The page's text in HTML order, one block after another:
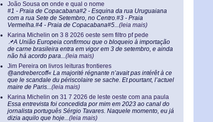
João Sousa on onde e qual o nome
#1 - Praia de Copacabana#2 - Esquina da rua Uruguaiana
com a rua Sete de Setembro, no Centro.#3 - Praia
Vermelha.#4 - Praia de Copacabana#5...(leia mais)
Karina Michelin on 3 8 2026 oeste sem filtro pf pede
📌A União Europeia confirmou que o bloqueio à importação
de carne brasileira entra em vigor em 3 de setembro, e ainda
não há acordo para...(leia mais)
Jim Pereira on livros leituras frontieres
@andrebercoff« La majorité régnante n’avait pas intérêt à ce
que le scandale du périscolaire se sache. Et pourtant, l’actuel
maire de Paris...(leia mais)
Karina Michelin on 31 7 2026 de leste oeste com ana paula
Essa entrevista foi concedida por mim em 2023 ao canal do
jornalista português Sérgio Tavares. Naquele momento, eu já
dizia aquilo que hoje...(leia mais)